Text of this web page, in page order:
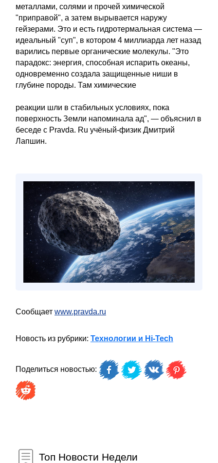
металлами, солями и прочей химической
"приправой", а затем вырывается наружу
гейзерами. Это и есть гидротермальная система —
идеальный "суп", в котором 4 миллиарда лет назад
варились первые органические молекулы. "Это
парадокс: энергия, способная испарить океаны,
одновременно создала защищенные ниши в
глубине породы. Там химические
реакции шли в стабильных условиях, пока
поверхность Земли напоминала ад", — объяснил в
беседе с Pravda. Ru учёный-физик Дмитрий
Лапшин.
Сообщает www.pravda.ru
Новость из рубрики: Технологии и Hi-Tech
Поделиться новостью:
Топ Новости Недели